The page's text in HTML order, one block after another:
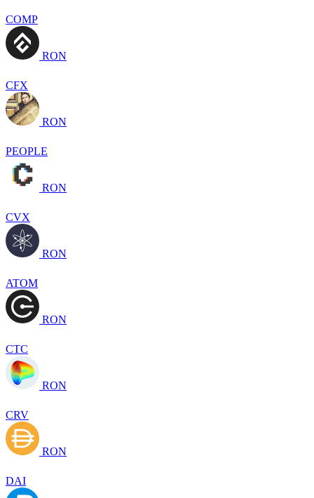
COMP
RON
CFX
RON
PEOPLE
RON
CVX
RON
ATOM
RON
CTC
RON
CRV
RON
DAI